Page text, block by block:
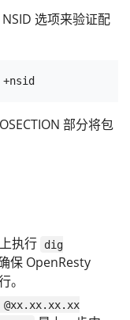
选项来验证配
部分将包
执行
dig
保 OpenResty
。